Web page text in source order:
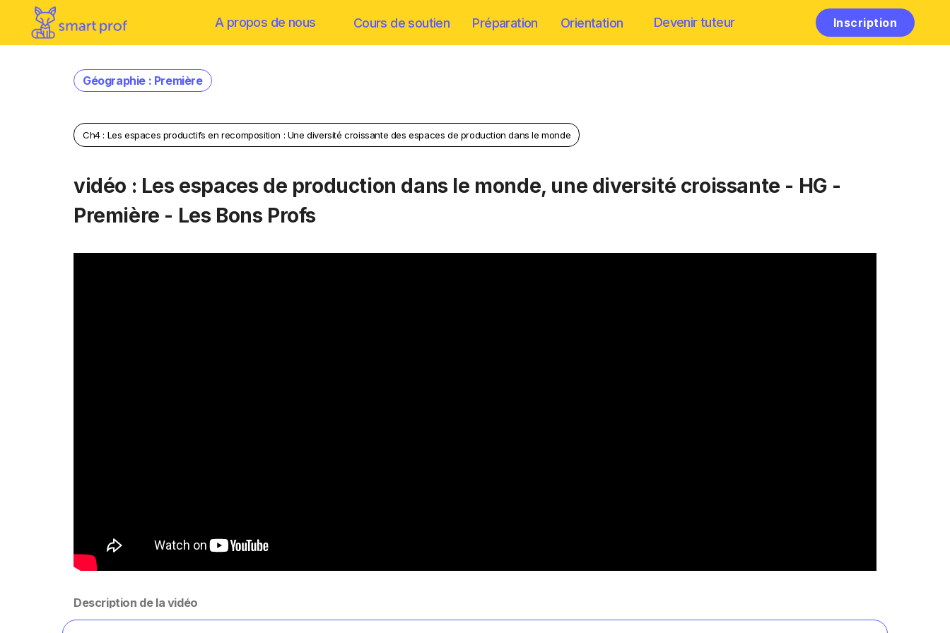
A propos de nous Cours de soutien Préparation Orientation Devenir tuteur Inscription
Géographie : Première
Ch4 : Les espaces productifs en recomposition : Une diversité croissante des espaces de production dans le monde
vidéo : Les espaces de production dans le monde, une diversité croissante - HG -
Première - Les Bons Profs
Description de la vidéo